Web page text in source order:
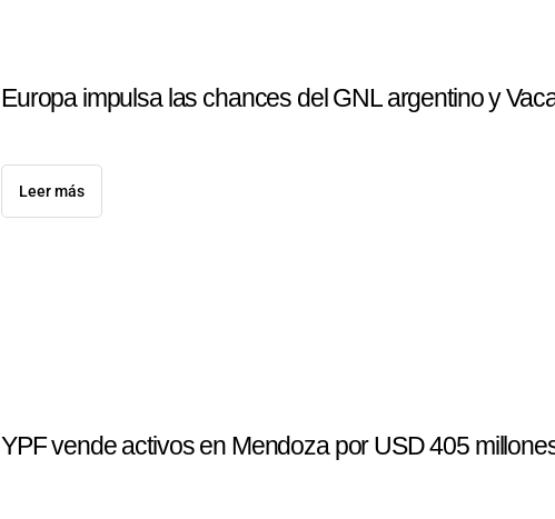
Europa impulsa las chances del GNL argentino y
Leer más
YPF vende activos en Mendoza por USD 405